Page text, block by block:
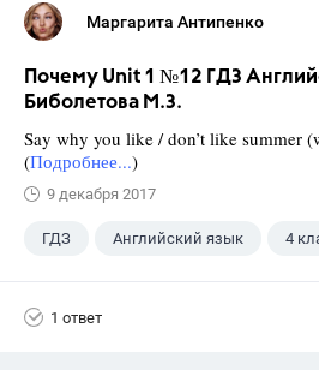
Маргарита Антипенко
Почему Unit 1 №12 ГДЗ
Биболетова М.З.
Say why you like / don’t like summer
(Подробнее...)
9 декабря 2017
ГДЗ Английский язык 4
1 ответ